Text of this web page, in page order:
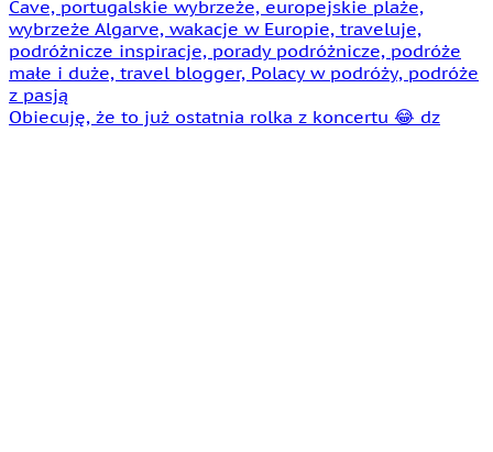
Obiecuję, że to już ostatnia rolka z koncertu 😂 dz